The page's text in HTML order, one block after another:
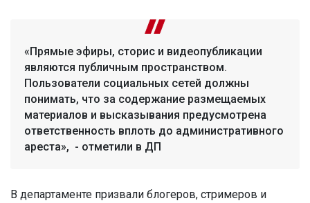
«Прямые эфиры, сторис и видеопубликации
являются публичным пространством.
Пользователи социальных сетей должны
понимать, что за содержание размещаемых
материалов и высказывания предусмотрена
ответственность вплоть до административного
ареста», - отметили в ДП
В департаменте призвали блогеров, стримеров и